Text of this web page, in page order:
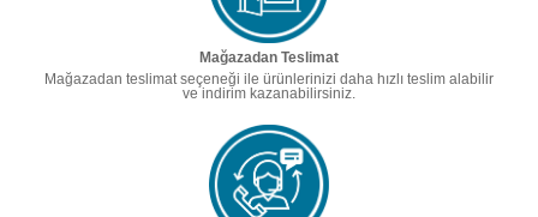
Mağazadan Teslimat
Mağazadan teslimat seçeneği ile ürünlerinizi daha hızlı teslim alabilir
ve indirim kazanabilirsiniz.